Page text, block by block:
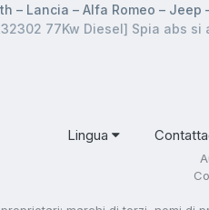
– Lancia – Alfa Romeo – Jeep
77Kw Diesel] Spia abs
Lingua